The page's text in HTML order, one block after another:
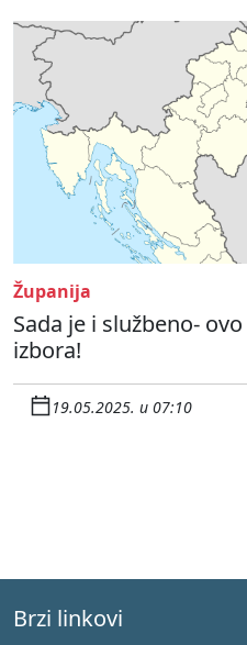
Županija
Sada je i službeno-
izbora!
19.05.2025. u 07:10
Brzi linkovi